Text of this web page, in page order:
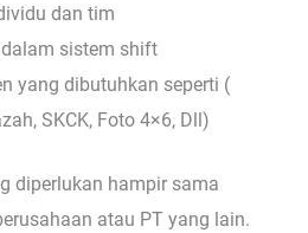
dan tim
sistem shift
yang dibutuhkan seperti (
SKCK, Foto 4×6, Dll)
diperlukan hampir sama
atau PT yang lain.